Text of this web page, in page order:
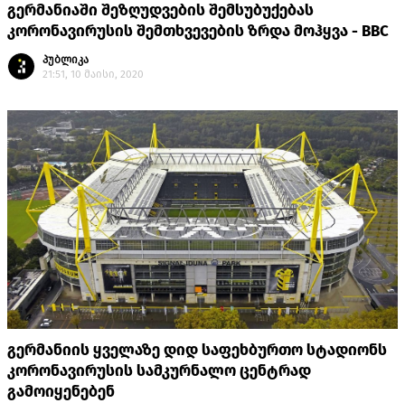
გერმანიაში შეზღუდვების შემსუბუქებას
კორონავირუსის შემთხვევების ზრდა მოჰყვა - BBC
პუბლიკა
21:51, 10 მაისი, 2020
გერმანიის ყველაზე დიდ საფეხბურთო სტადიონს
კორონავირუსის სამკურნალო ცენტრად
გამოიყენებენ